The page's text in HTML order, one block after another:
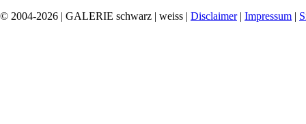
© 2004-2026 | GALERIE schwarz | weiss | Disclaimer| Impressum